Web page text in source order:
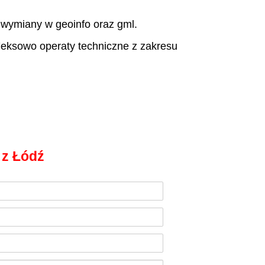
w geoinfo oraz gml.
operaty techniczne z zakresu
Łódź